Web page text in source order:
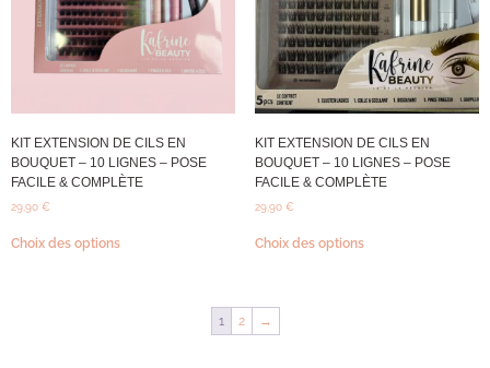
KIT EXTENSION DE CILS EN
BOUQUET – 10 LIGNES – POSE
FACILE & COMPLÈTE
29,90 €
Choix des options
KIT EXTENSION DE CILS EN
BOUQUET – 10 LIGNES – POSE
FACILE & COMPLÈTE
29,90 €
Choix des options
1 2 →